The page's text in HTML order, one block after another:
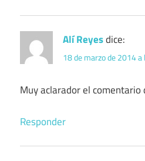
Alí Reyesdice:
18 de marzo de 2014 a
Muy aclarador el comentario
Responder